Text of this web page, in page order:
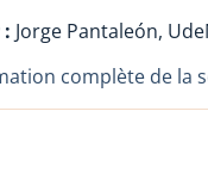
Jorge Pantaleón,
complète de la